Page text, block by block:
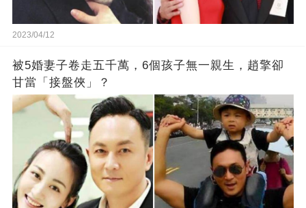
2023/04/12
被5婚妻子卷走五千萬，6個孩子無一親生，趙擎卻
甘當「接盤俠」？